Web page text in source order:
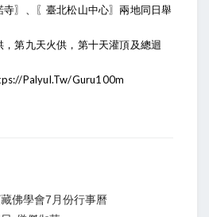
〗、〖臺北松山中心〗兩地同日舉
第九天火供，第十天灌頂及總迴
palyul.tw/guru100m
佛學會7月份行事曆